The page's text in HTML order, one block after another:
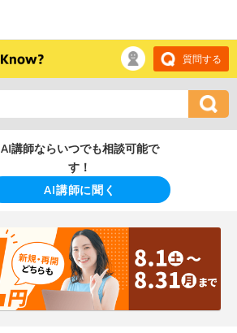
質問する
AI講師ならいつでも相談可能で
す！
AI講師に聞く